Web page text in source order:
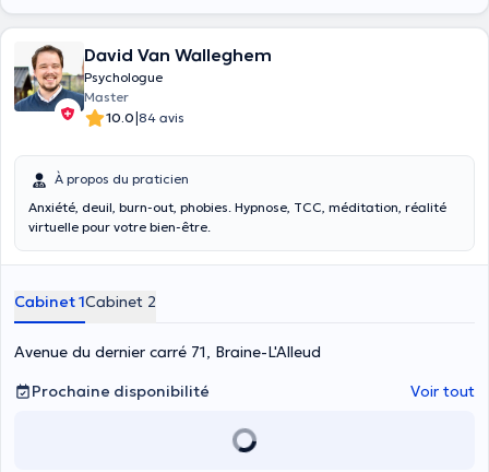
David Van Walleghem
Psychologue
Master
10.0|84 avis
À propos du praticien
Anxiété, deuil, burn-out, phobies. Hypnose, TCC, méditation, réalité
virtuelle pour votre bien-être.
Cabinet 1Cabinet 2
Avenue du dernier carré 71, Braine-L'Alleud
Prochaine disponibilité
Voir tout